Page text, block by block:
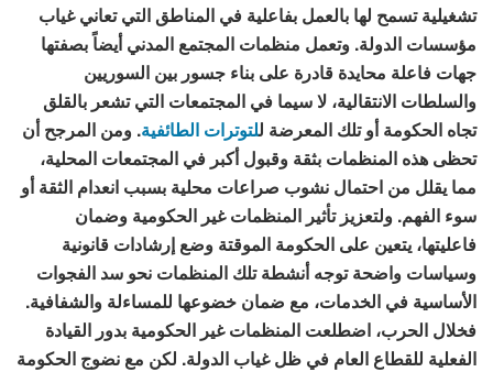
تشغيلية تسمح لها بالعمل بفاعلية في المناطق التي تعاني غياب
مؤسسات الدولة. وتعمل منظمات المجتمع المدني أيضاً بصفتها
جهات فاعلة محايدة قادرة على بناء جسور بين السوريين
والسلطات الانتقالية، لا سيما في المجتمعات التي تشعر بالقلق
تجاه الحكومة أو تلك المعرضة للتوترات الطائفية. ومن المرجح أن
تحظى هذه المنظمات بثقة وقبول أكبر في المجتمعات المحلية،
مما يقلل من احتمال نشوب صراعات محلية بسبب انعدام الثقة أو
سوء الفهم. ولتعزيز تأثير المنظمات غير الحكومية وضمان
فاعليتها، يتعين على الحكومة الموقتة وضع إرشادات قانونية
وسياسات واضحة توجه أنشطة تلك المنظمات نحو سد الفجوات
الأساسية في الخدمات، مع ضمان خضوعها للمساءلة والشفافية.
فخلال الحرب، اضطلعت المنظمات غير الحكومية بدور القيادة
الفعلية للقطاع العام في ظل غياب الدولة. لكن مع نضوج الحكومة